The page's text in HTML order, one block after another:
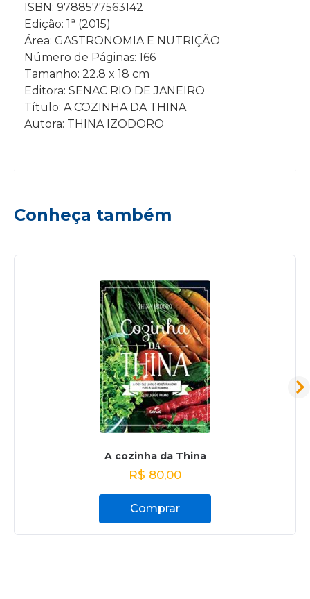
ISBN: 9788577563142
Edição: 1ª (2015)
Área: GASTRONOMIA E NUTRIÇÃO
Número de Páginas: 166
Tamanho: 22.8 x 18 cm
Editora: SENAC RIO DE JANEIRO
Título: A COZINHA DA THINA
Autora: THINA IZODORO
Conheça também
A cozinha da Thina
R$ 80,00
Comprar